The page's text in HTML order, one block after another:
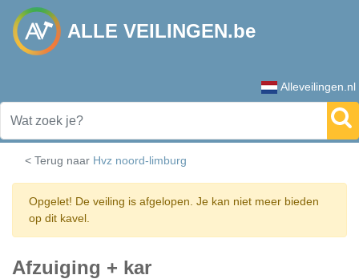
ALLE VEILINGEN.be
Alleveilingen.nl
< Terug naar Hvz noord-limburg
Opgelet! De veiling is afgelopen. Je kan niet meer bieden
op dit kavel.
Afzuiging + kar